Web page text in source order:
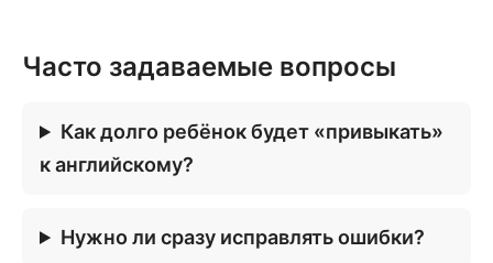
Часто задаваемые вопросы
Как долго ребёнок будет «привыкать»
к английскому?
Нужно ли сразу исправлять ошибки?